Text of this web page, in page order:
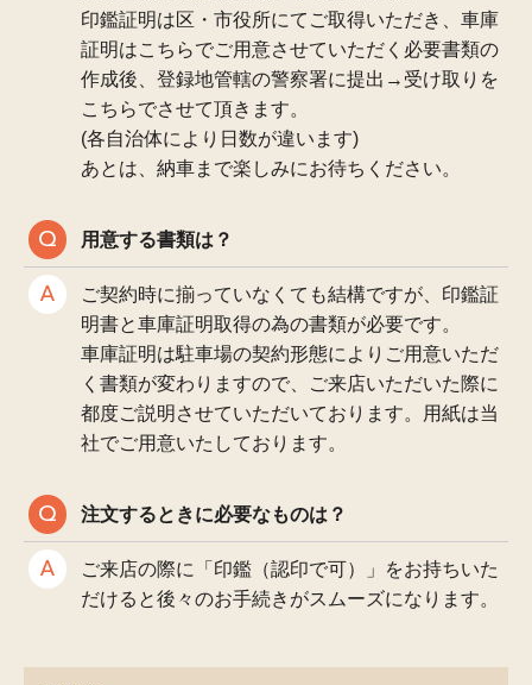
印鑑証明は区・市役所にてご取得いただき、車庫
証明はこちらでご用意させていただく必要書類の
作成後、登録地管轄の警察署に提出→受け取りを
こちらでさせて頂きます。
(各自治体により日数が違います)
あとは、納車まで楽しみにお待ちください。
用意する書類は？
ご契約時に揃っていなくても結構ですが、印鑑証
明書と車庫証明取得の為の書類が必要です。
車庫証明は駐車場の契約形態によりご用意いただ
く書類が変わりますので、ご来店いただいた際に
都度ご説明させていただいております。用紙は当
社でご用意いたしております。
注文するときに必要なものは？
ご来店の際に「印鑑（認印で可）」をお持ちいた
だけると後々のお手続きがスムーズになります。